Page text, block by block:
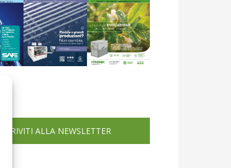
ISCRIVITI ALLA NEWSLETTER